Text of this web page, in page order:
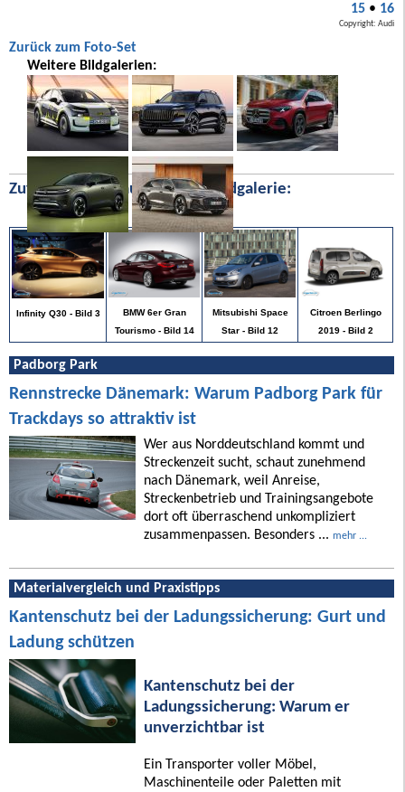
15• 16
Copyright: Audi
Zurück zum Foto-Set
Weitere Bildgalerien:
Zufällige Bilder aus unserer Bildgalerie:
Infinity Q30 - Bild 3
BMW 6er Gran
Tourismo - Bild 14
Mitsubishi Space
Star - Bild 12
Citroen Berlingo
2019 - Bild 2
Padborg Park
Rennstrecke Dänemark: Warum Padborg Park für
Trackdays so attraktiv ist
Wer aus Norddeutschland kommt und
Streckenzeit sucht, schaut zunehmend
nach Dänemark, weil Anreise,
Streckenbetrieb und Trainingsangebote
dort oft überraschend unkompliziert
zusammenpassen. Besonders ... mehr ...
Materialvergleich und Praxistipps
Kantenschutz bei der Ladungssicherung: Gurt und
Ladung schützen
Kantenschutz bei der
Ladungssicherung: Warum er
unverzichtbar ist
Ein Transporter voller Möbel,
Maschinenteile oder Paletten mit